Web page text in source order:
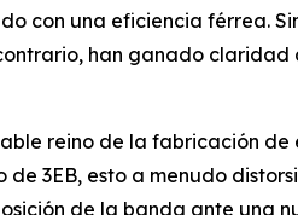
con una eficiencia férrea.
han ganado
reino de la fabricación
3EB, esto a menudo
de la banda ante una